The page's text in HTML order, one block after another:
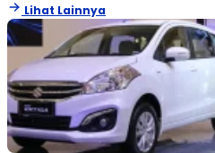
Lihat Lainnya